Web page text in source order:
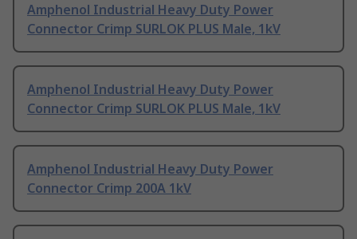
Amphenol Industrial Heavy Duty Power
Connector Crimp SURLOK PLUS Male, 1kV
Amphenol Industrial Heavy Duty Power
Connector Crimp SURLOK PLUS Male, 1kV
Amphenol Industrial Heavy Duty Power
Connector Crimp 200A 1kV